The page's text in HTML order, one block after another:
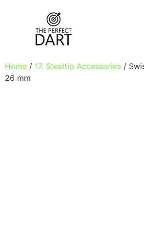
Home / 17. Steeltip Accessories /
26 mm